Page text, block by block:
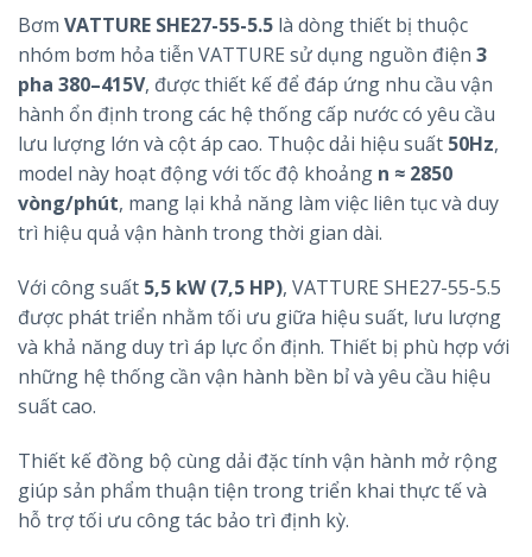
Bơm VATTURE SHE27-55-5.5 là dòng thiết bị thuộc
nhóm bơm hỏa tiễn VATTURE sử dụng nguồn điện 3
pha 380–415V, được thiết kế để đáp ứng nhu cầu vận
hành ổn định trong các hệ thống cấp nước có yêu cầu
lưu lượng lớn và cột áp cao. Thuộc dải hiệu suất 50Hz,
model này hoạt động với tốc độ khoảng n ≈ 2850
vòng/phút, mang lại khả năng làm việc liên tục và duy
trì hiệu quả vận hành trong thời gian dài.
Với công suất 5,5 kW (7,5 HP), VATTURE SHE27-55-5.5
được phát triển nhằm tối ưu giữa hiệu suất, lưu lượng
và khả năng duy trì áp lực ổn định. Thiết bị phù hợp với
những hệ thống cần vận hành bền bỉ và yêu cầu hiệu
suất cao.
Thiết kế đồng bộ cùng dải đặc tính vận hành mở rộng
giúp sản phẩm thuận tiện trong triển khai thực tế và
hỗ trợ tối ưu công tác bảo trì định kỳ.